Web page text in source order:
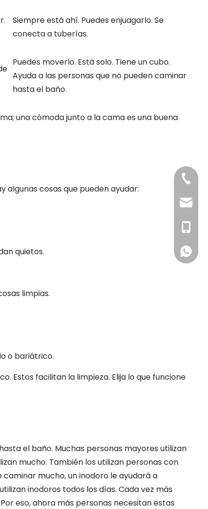
Siempre está ahí. Puedes enjuagarlo. Se
conecta a tuberías.
Puedes moverlo. Está solo. Tiene un cubo.
Ayuda a las personas que no pueden caminar
hasta el baño.
una cómoda junto a la cama es una buena
algunas cosas que pueden ayudar:
quietos.
limpias.
o bariátrico.
Estos facilitan la limpieza. Elija lo que funcione
el baño. Muchas personas mayores utilizan
mucho. También los utilizan personas con
caminar mucho, un inodoro le ayudará a
inodoros todos los días. Cada vez más
eso, ahora más personas necesitan estas
+86-
Correo